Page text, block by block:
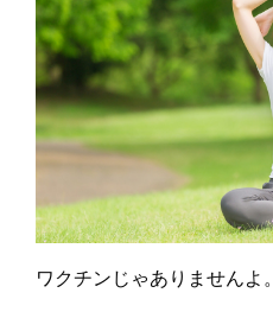
ワクチンじゃありませんよ。